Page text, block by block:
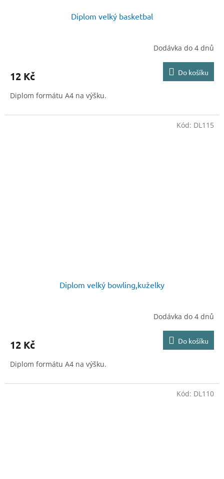
Diplom velký basketbal
Dodávka do 4 dnů
12 Kč Do košíku
Diplom formátu A4 na výšku.
Diplom velký bowling,kuželky
Dodávka do 4 dnů
12 Kč Do košíku
Diplom formátu A4 na výšku.
Kód: DL115
Kód: DL110